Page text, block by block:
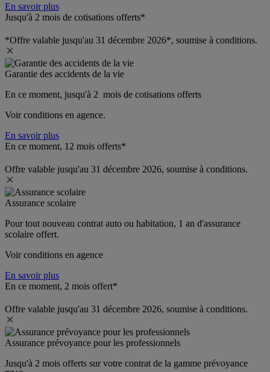
En savoir plus
Jusqu'à 2 mois de cotisations offerts*
*Offre valable jusqu'au 31 décembre 2026*, soumise à conditions.
Garantie des accidents de la vie
En ce moment, jusqu'à 2  mois de cotisations offerts
Voir conditions en agence.
En savoir plus
En ce moment, 12 mois offerts*
Offre valable jusqu'au 31 décembre 2026, soumise à conditions.
Assurance scolaire
Pour tout nouveau contrat auto ou habitation, 1 an d'assurance
scolaire offert.
Voir conditions en agence
En savoir plus
En ce moment, 2 mois offert*
Offre valable jusqu'au 31 décembre 2026, soumise à conditions.
Assurance prévoyance pour les professionnels
Jusqu'à 2 mois offerts sur votre contrat de la gamme prévoyance